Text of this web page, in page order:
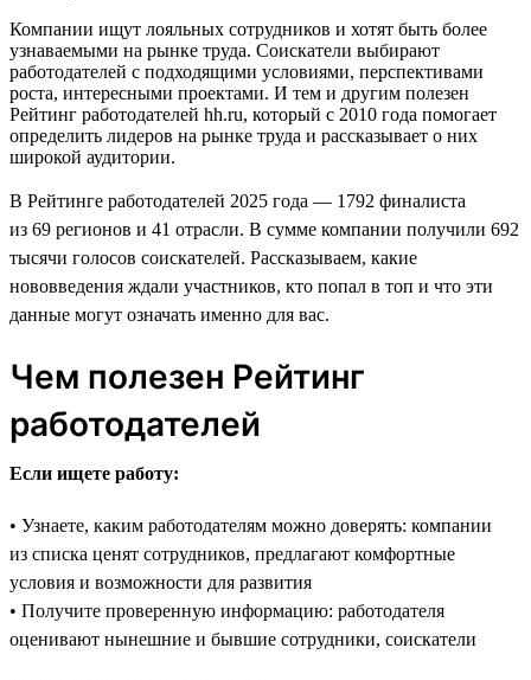
Компании ищут лояльных сотрудников и хотят быть более
узнаваемыми на рынке труда. Соискатели выбирают
работодателей с подходящими условиями, перспективами
роста, интересными проектами. И тем и другим полезен
Рейтинг работодателей hh.ru, который с 2010 года помогает
определить лидеров на рынке труда и рассказывает о них
широкой аудитории.
В Рейтинге работодателей 2025 года — 1792 финалиста
из 69 регионов и 41 отрасли. В сумме компании получили 692
тысячи голосов соискателей. Рассказываем, какие
нововведения ждали участников, кто попал в топ и что эти
данные могут означать именно для вас.
Чем полезен Рейтинг
работодателей
Если ищете работу:
• Узнаете, каким работодателям можно доверять: компании
из списка ценят сотрудников, предлагают комфортные
условия и возможности для развития
• Получите проверенную информацию: работодателя
оценивают нынешние и бывшие сотрудники, соискатели